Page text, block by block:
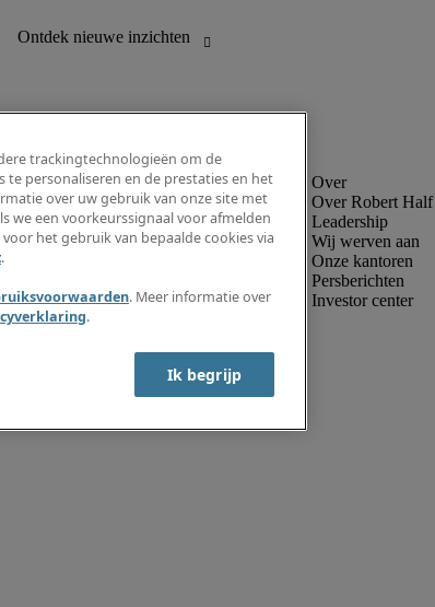
inzichten
jobalert aan
Over Robert Half
Leadership
Wij werven aan
Onze kantoren
Persberichten
Investor center
trackingtechnologieën om de
personaliseren en de prestaties en het
over uw gebruik van onze site met
we een voorkeurssignaal voor afmelden
het gebruik van bepaalde cookies via
.
. Meer informatie over
.
Ik begrijp